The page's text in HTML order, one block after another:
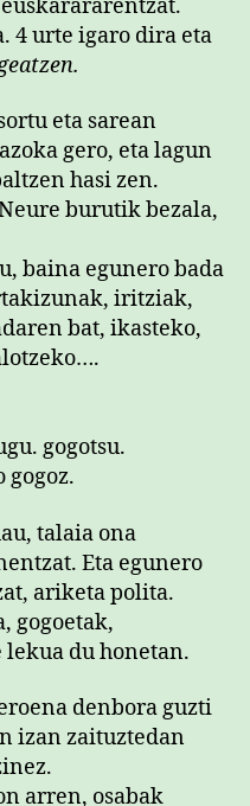
4 urte igaro dira eta
eta sarean
gero, eta lagun
hasi zen.
burutik bezala,
baina egunero bada
iritziak,
bat, ikasteko,
gogotsu.
talaia ona
Eta egunero
ariketa polita.
gogoetak,
du honetan.
denbora guzti
izan zaituztedan
arren, osabak